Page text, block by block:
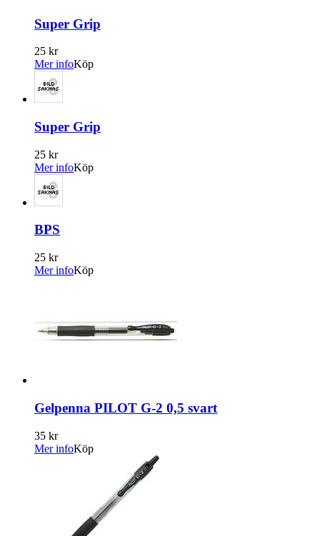
Super Grip
25 kr
Mer infoKöp
Super Grip
25 kr
Mer infoKöp
BPS
25 kr
Mer infoKöp
Gelpenna PILOT G-2 0,5 svart
35 kr
Mer infoKöp